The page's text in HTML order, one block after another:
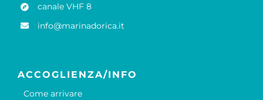
canale VHF 8
info@marinadorica.it
ACCOGLIENZA/INFO
Come arrivare